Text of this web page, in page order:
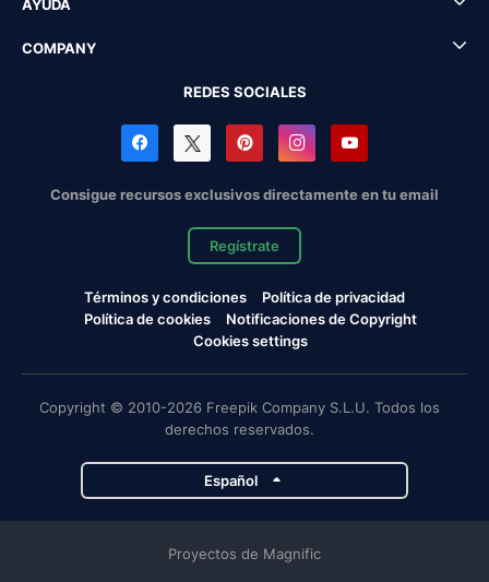
AYUDA
COMPANY
REDES SOCIALES
Consigue recursos exclusivos directamente en tu email
Regístrate
Términos y condiciones
Política de privacidad
Política de cookies
Notificaciones de Copyright
Cookies settings
Copyright © 2010-2026 Freepik Company S.L.U. Todos los
derechos reservados.
Español
Proyectos de Magnific